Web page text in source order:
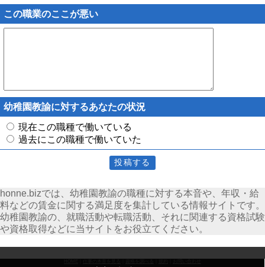
この職業のここが悪い
幼稚園教諭に対するあなたの状況
現在この職種で働いている
過去にこの職種で働いていた
honne.bizでは、幼稚園教諭の職種に対する本音や、年収・給
料などの賃金に関する満足度を集計している情報サイトです。
幼稚園教諭の、就職活動や転職活動、それに関連する資格試験
や資格取得などに当サイトをお役立てください。